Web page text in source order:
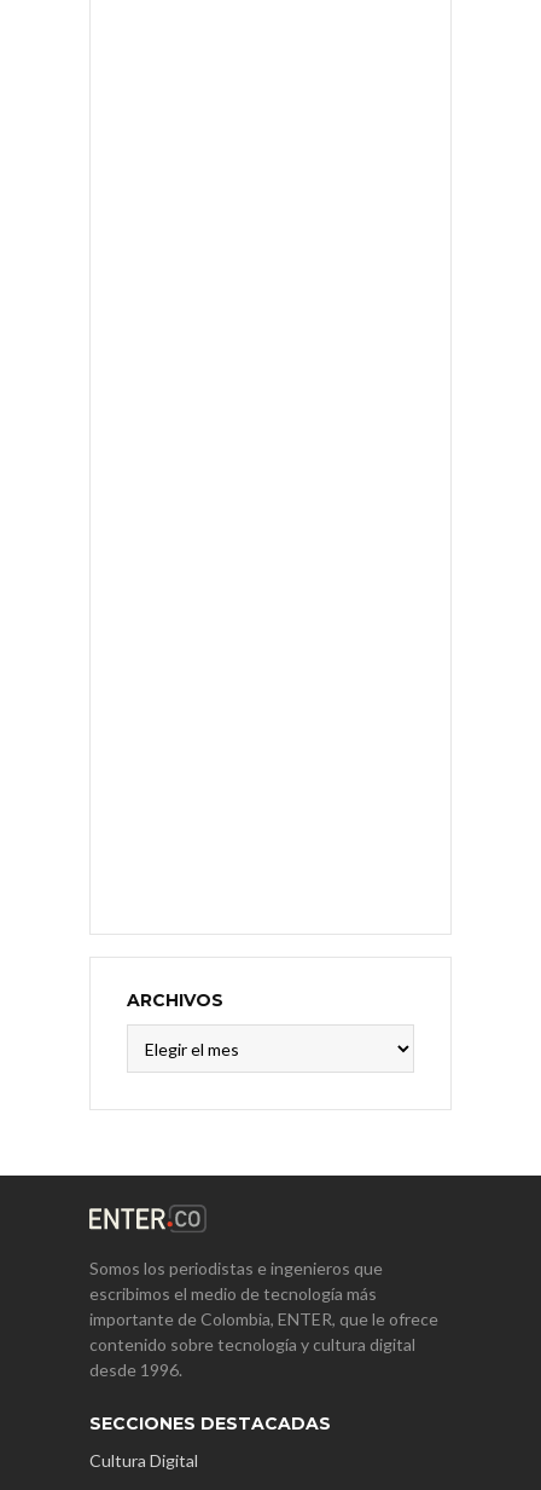
ARCHIVOS
Somos los periodistas e ingenieros que
escribimos el medio de tecnología más
importante de Colombia, ENTER, que le ofrece
contenido sobre tecnología y cultura digital
desde 1996.
SECCIONES DESTACADAS
Cultura Digital